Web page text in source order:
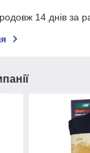
14 днів за